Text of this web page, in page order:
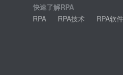
快速了解RPA
RPA
RPA技术 RPA软件